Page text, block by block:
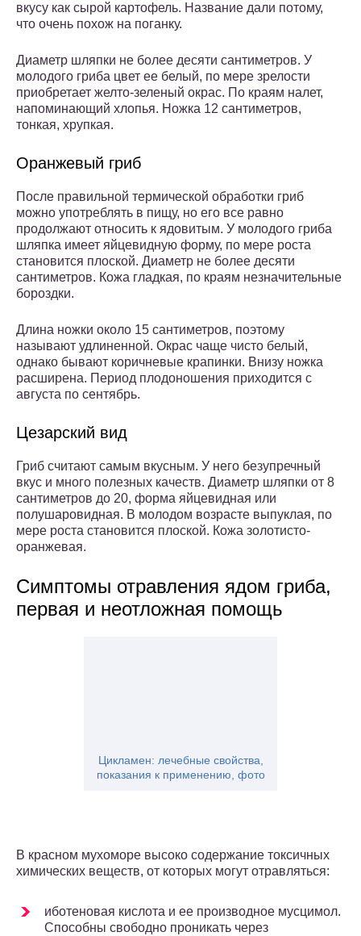
вкусу как сырой картофель. Название дали потому,
что очень похож на поганку.
Диаметр шляпки не более десяти сантиметров. У
молодого гриба цвет ее белый, по мере зрелости
приобретает желто-зеленый окрас. По краям налет,
напоминающий хлопья. Ножка 12 сантиметров,
тонкая, хрупкая.
Оранжевый гриб
После правильной термической обработки гриб
можно употреблять в пищу, но его все равно
продолжают относить к ядовитым. У молодого гриба
шляпка имеет яйцевидную форму, по мере роста
становится плоской. Диаметр не более десяти
сантиметров. Кожа гладкая, по краям незначительные
бороздки.
Длина ножки около 15 сантиметров, поэтому
называют удлиненной. Окрас чаще чисто белый,
однако бывают коричневые крапинки. Внизу ножка
расширена. Период плодоношения приходится с
августа по сентябрь.
Цезарский вид
Гриб считают самым вкусным. У него безупречный
вкус и много полезных качеств. Диаметр шляпки от 8
сантиметров до 20, форма яйцевидная или
полушаровидная. В молодом возрасте выпуклая, по
мере роста становится плоской. Кожа золотисто-
оранжевая.
Симптомы отравления ядом гриба,
первая и неотложная помощь
Цикламен: лечебные свойства,
показания к применению, фото
В красном мухоморе высоко содержание токсичных
химических веществ, от которых могут отравляться:
иботеновая кислота и ее производное мусцимол.
Способны свободно проникать через